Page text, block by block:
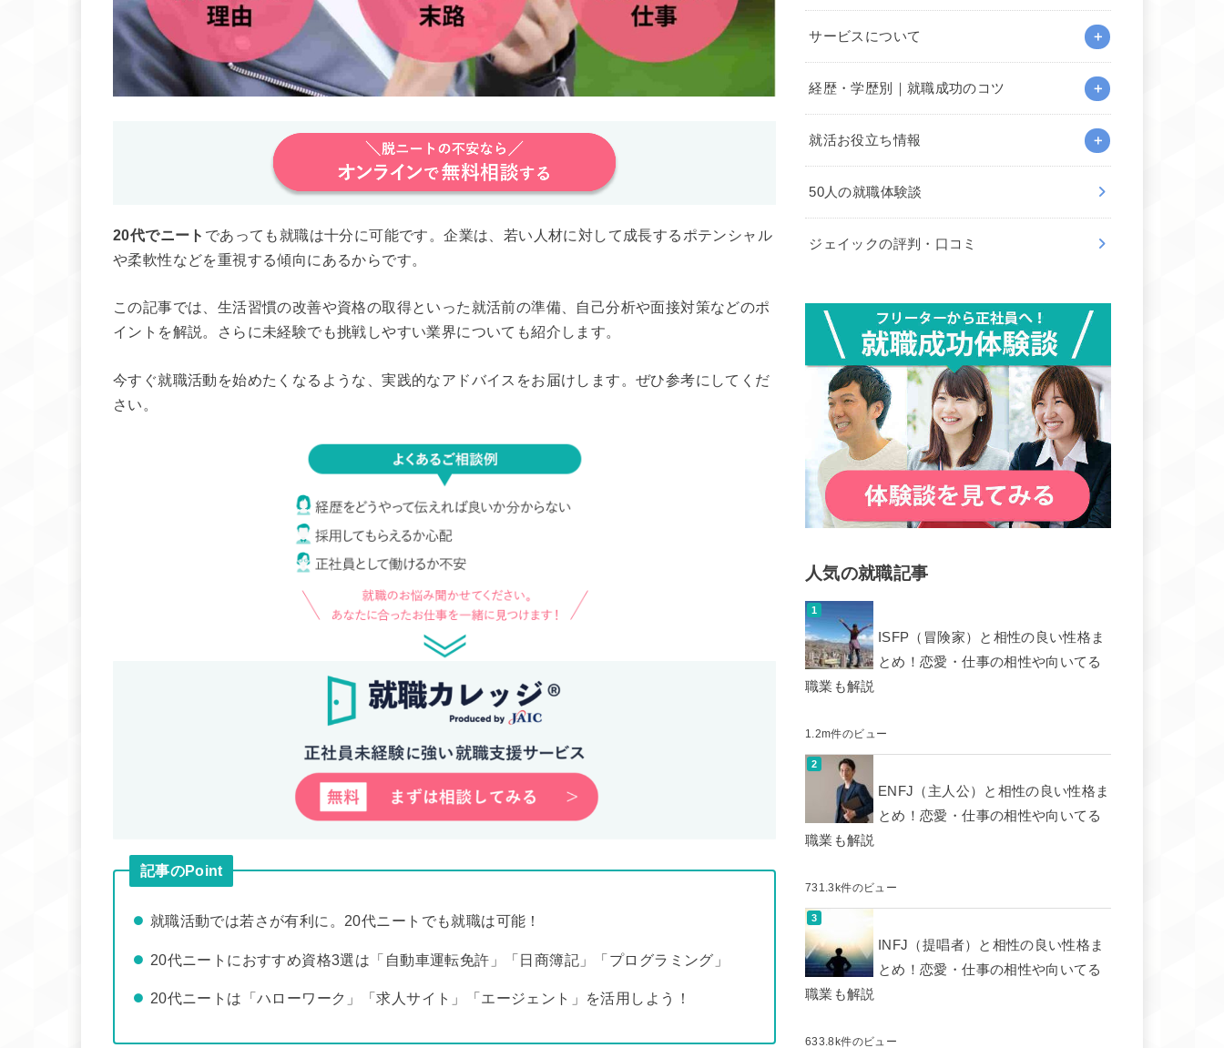
20代でニート であっても就職は十分に可能です。企業は、若い人材に対して成長するポテンシャル
や柔軟性などを重視する傾向にあるからです。
この記事では、生活習慣の改善や資格の取得といった就活前の準備、自己分析や面接対策などのポ
イントを解説。さらに未経験でも挑戦しやすい業界についても紹介します。
今すぐ就職活動を始めたくなるような、実践的なアドバイスをお届けします。ぜひ参考にしてくだ
さい。
記事のPoint
就職活動では若さが有利に。20代ニートでも就職は可能！
20代ニートにおすすめ資格3選は「自動車運転免許」「日商簿記」「プログラミング」
20代ニートは「ハローワーク」「求人サイト」「エージェント」を活用しよう！
サービスについて
経歴・学歴別｜就職成功のコツ
就活お役立ち情報
50人の就職体験談
ジェイックの評判・口コミ
人気の就職記事
ISFP（冒険家）と相性の良い性格ま
とめ！恋愛・仕事の相性や向いてる
職業も解説
1.2m件のビュー
ENFJ（主人公）と相性の良い性格ま
とめ！恋愛・仕事の相性や向いてる
職業も解説
731.3k件のビュー
INFJ（提唱者）と相性の良い性格ま
とめ！恋愛・仕事の相性や向いてる
職業も解説
633.8k件のビュー